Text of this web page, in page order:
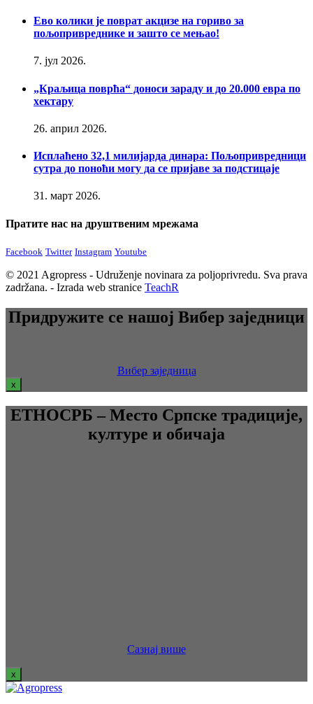
Ево колики је поврат акцизе на гориво за
пољопривреднике и зашто се мењао!
7. јул 2026.
„Краљица поврћа“ доноси зараду и до 20.000 евра по
хектару
26. април 2026.
Исплаћено 32,1 милијарда динара: Пољопривредници
сутра до поноћи могу да се пријаве за подстицаје
31. март 2026.
Пратите нас на друштвеним мрежама
Facebook Twitter Instagram Youtube
© 2021 Agropress - Udruženje novinara za poljoprivredu. Sva prava
zadržana. - Izrada web stranice TeachR
Придружите се нашој Вибер заједници
Вибер заједница
x
ЕТНОСРБ – Место Српске традиције,
културе и обичаја
Сазнај више
x